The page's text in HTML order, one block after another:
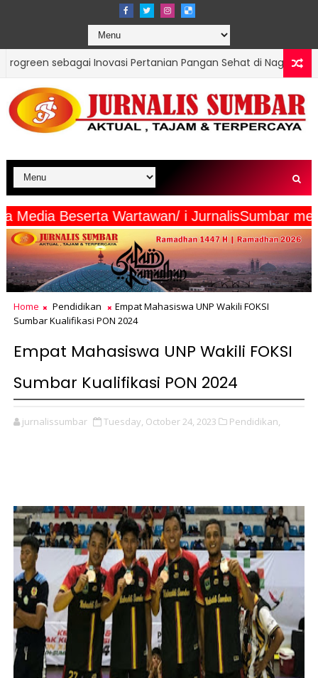
Pertanian Pangan Sehat di Nagari Pematang Panjang
Media Beserta Wartawan/ i
Home Pendidikan
Empat Mahasiswa UNP Wakili FOKSI
Sumbar Kualifikasi PON 2024
Empat Mahasiswa UNP Wakili FOKSI
Sumbar Kualifikasi PON 2024
jurnalissumbar Tuesday, October 24, 2023 Pendidikan,